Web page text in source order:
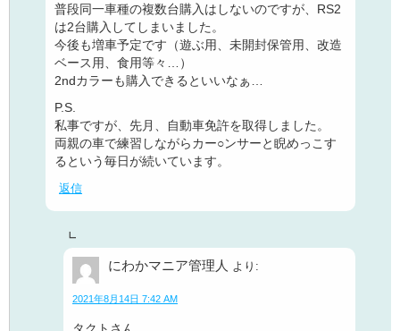
普段同一車種の複数台購入はしないのですが、RS2
は2台購入してしまいました。
今後も増車予定です（遊ぶ用、未開封保管用、改造
ベース用、食用等々…）
2ndカラーも購入できるといいなぁ…
P.S.
私事ですが、先月、自動車免許を取得しました。
両親の車で練習しながらカー○ンサーと睨めっこす
るという毎日が続いています。
返信
にわかマニア管理人 より:
2021年8月14日 7:42 AM